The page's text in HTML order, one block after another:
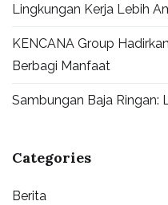
Lingkungan Kerja Lebih
KENCANA Group
Berbagi Manfaat
Sambungan Baja Ringan:
Categories
Berita